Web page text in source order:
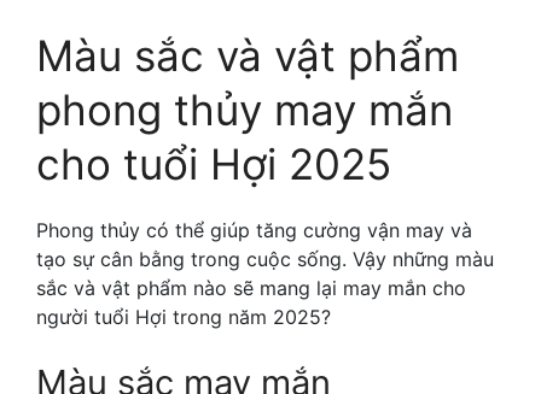
Màu sắc và vật phẩm
phong thủy may mắn
cho tuổi Hợi 2025
Phong thủy có thể giúp tăng cường vận may và
tạo sự cân bằng trong cuộc sống. Vậy những màu
sắc và vật phẩm nào sẽ mang lại may mắn cho
người tuổi Hợi trong năm 2025?
Màu sắc may mắn